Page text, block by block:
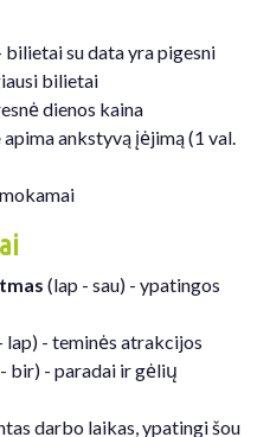
bilietai su data yra pigesni
bilietai
dienos kaina
apima ankstyvą įėjimą (1 val.
(lap - sau) - ypatingos
lap) - teminės atrakcijos
bir) - paradai ir gėlių
darbo laikas, ypatingi šou